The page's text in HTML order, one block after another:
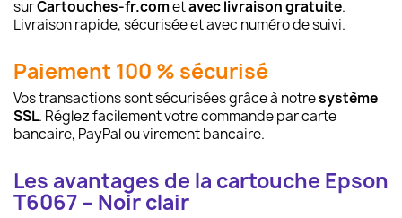
surCartouches-fr.cometavec livraison gratuite.
Livraison rapide, sécurisée et avec numéro de suivi.
Paiement 100 % sécurisé
Vos transactions sont sécurisées grâce à notresystème
SSL. Réglez facilement votre commande par carte
bancaire, PayPal ou virement bancaire.
Les avantages de la cartouche Epson
T6067 – Noir clair